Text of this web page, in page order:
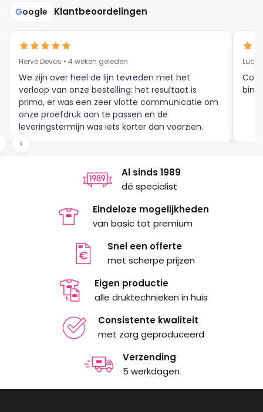
Deze
optie
kan
gekozen
worden
op
de
productpagina
kan
productpagina
Google Klantbeoordelingen
Hervé Devos • 4 weken geleden
We zijn over heel de lijn tevreden met het
verloop van onze bestelling: het resultaat is
prima, er was een zeer vlotte communicatie om
onze proefdruk aan te passen en de
leveringstermijn was iets korter dan voorzien.
Meer moet dat niet zijn.
Luc
‹
Al sinds 1989
dé specialist
Eindeloze mogelijkheden
van basic tot premium
Snel een offerte
met scherpe prijzen
Eigen productie
alle druktechnieken in huis
Consistente kwaliteit
met zorg geproduceerd
Verzending
5 werkdagen